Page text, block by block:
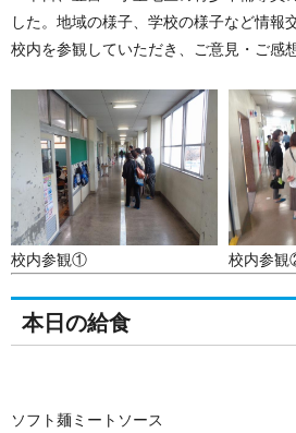
した。地域の様子、学校の様子など情報
校内を参観していただき、ご意見・ご感
校内参観① 校内参
本日の給食
ソフト麺ミートソース